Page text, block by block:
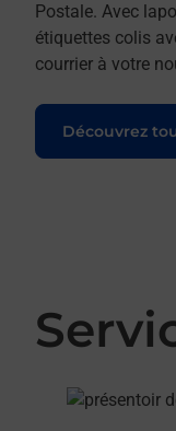
Postale. Avec
étiquettes colis
courrier à votre
Découvrez
En savoir plus